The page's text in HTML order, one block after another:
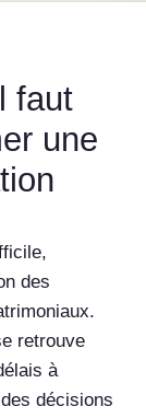
faut
une
des
retrouve
à
décisions